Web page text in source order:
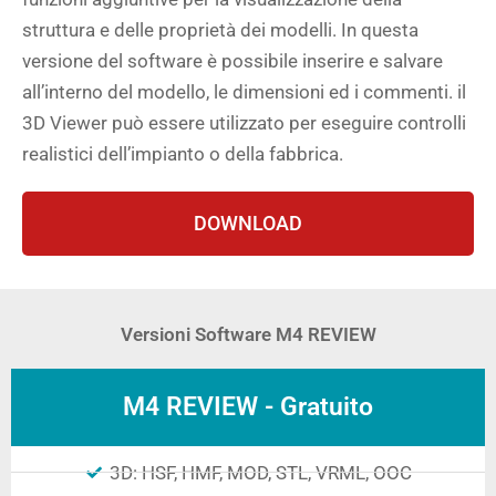
struttura e delle proprietà dei modelli. In questa
versione del software è possibile inserire e salvare
all’interno del modello, le dimensioni ed i commenti. il
3D Viewer può essere utilizzato per eseguire controlli
realistici dell’impianto o della fabbrica.
DOWNLOAD
Versioni Software M4 REVIEW
M4 REVIEW - Gratuito
3D: HSF, HMF, MOD, STL, VRML, OOC